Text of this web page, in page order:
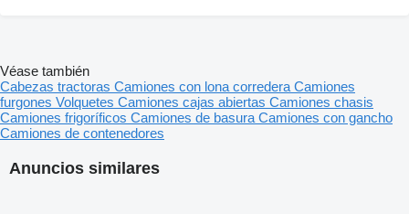
Anuncios similares
Véase también
Cabezas tractoras Camiones con lona corredera Camiones
furgones Volquetes Camiones cajas abiertas Camiones chasis
Camiones frigoríficos Camiones de basura Camiones con gancho
Camiones de contenedores